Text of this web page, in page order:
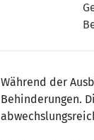
Während der
Behinderungen.